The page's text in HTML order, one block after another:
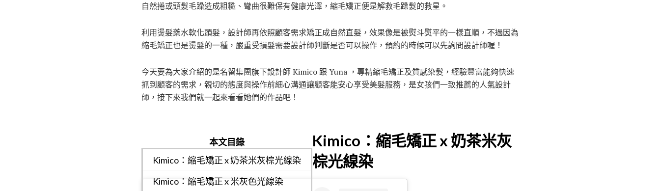
自然捲或頭髮毛躁造成粗糙、彎曲很難保有健康光澤，縮毛矯正便是解救毛躁髮的救星。
利用燙髮藥水軟化頭髮，設計師再依照顧客需求矯正成自然直髮，效果像是被熨斗熨平的一樣直順，不過因為
縮毛矯正也是燙髮的一種，嚴重受損髮需要設計師判斷是否可以操作，預約的時候可以先詢問設計師喔！
今天要為大家介紹的是名留集團旗下設計師 Kimico 跟 Yuna ，專精縮毛矯正及質感染髮，經驗豐富能夠快速
抓到顧客的需求，親切的態度與操作前細心溝通讓顧客能安心享受美髮服務，是女孩們一致推薦的人氣設計
師，接下來我們就一起來看看她們的作品吧！
本文目錄
Kimico：縮毛矯正 x 奶茶米灰棕光線染
Kimico：縮毛矯正 x 米灰色光線染
Kimico：縮毛矯正 x 奶茶米灰
棕光線染